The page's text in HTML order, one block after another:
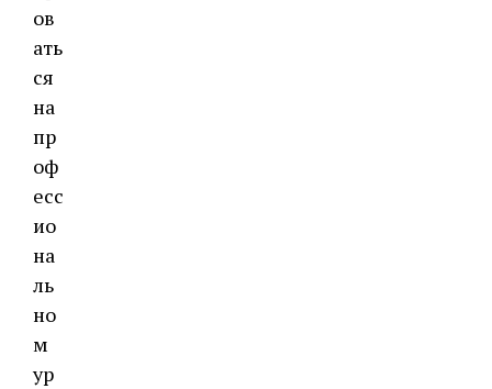
ов
ать
ся
на
пр
оф
есс
ио
на
ль
но
м
ур